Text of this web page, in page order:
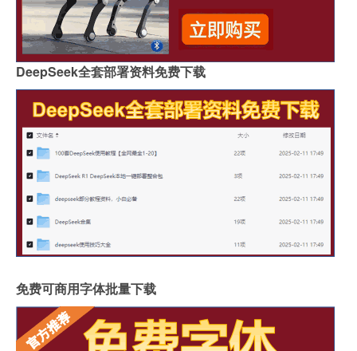
DeepSeek全套部署资料免费下载
免费可商用字体批量下载